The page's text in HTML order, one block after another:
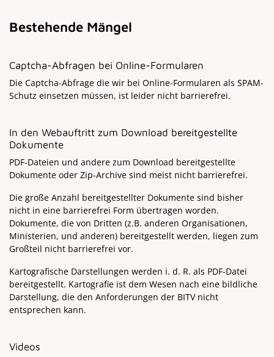
Bestehende Mängel
Captcha-Abfragen bei Online-Formularen
Die Captcha-Abfrage die wir bei Online-Formularen als SPAM-
Schutz einsetzen müssen, ist leider nicht barrierefrei.
In den Webauftritt zum Download bereitgestellte
Dokumente
PDF-Dateien und andere zum Download bereitgestellte
Dokumente oder Zip-Archive sind meist nicht barrierefrei.
Die große Anzahl bereitgestellter Dokumente sind bisher
nicht in eine barrierefrei Form übertragen worden.
Dokumente, die von Dritten (z.B. anderen Organisationen,
Ministerien, und anderen) bereitgestellt werden, liegen zum
Großteil nicht barrierefrei vor.
Kartografische Darstellungen werden i. d. R. als PDF-Datei
bereitgestellt. Kartografie ist dem Wesen nach eine bildliche
Darstellung, die den Anforderungen der BITV nicht
entsprechen kann.
Videos